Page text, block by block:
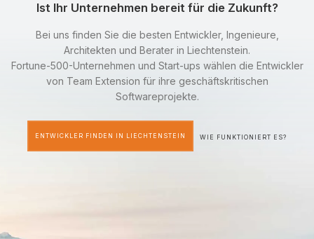
Ist Ihr Unternehmen bereit für die Zukunft?
Bei uns finden Sie die besten Entwickler, Ingenieure,
Architekten und Berater in Liechtenstein.
Fortune-500-Unternehmen und Start-ups wählen die Entwickler
von Team Extension für ihre geschäftskritischen
Softwareprojekte.
ENTWICKLER FINDEN IN LIECHTENSTEIN WIE FUNKTIONIERT ES?